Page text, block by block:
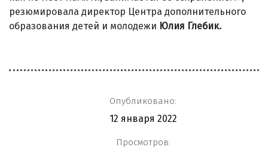
резюмировала директор Центра дополнительного
образования детей и молодежи Юлия Глебик.
Опубликовано:
12 января 2022
Просмотров: